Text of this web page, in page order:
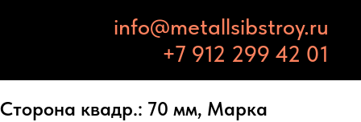
info@metallsibstroy.ru
+7 912 299 42 01
квадр.: 70 мм, Марка